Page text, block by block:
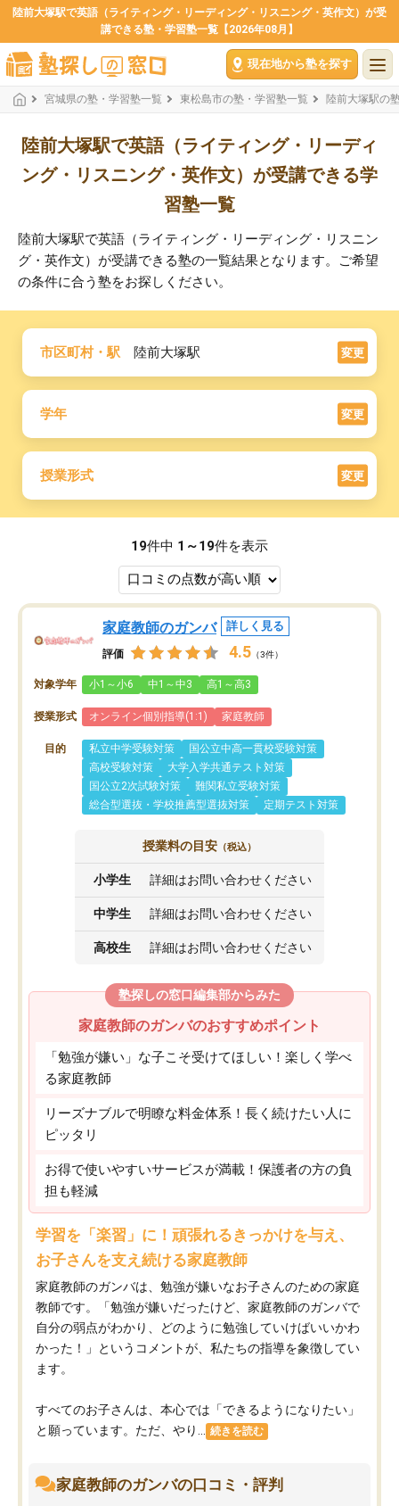
陸前大塚駅で英語（ライティング・リーディング・リスニング・英作文）が受
講できる塾・学習塾一覧【2026年08月】
現在地から塾を探す
宮城県の塾・学習塾一覧 東松島市の塾・学習塾一覧 陸前大塚駅の
陸前大塚駅で英語（ライティング・リーディ
ング・リスニング・英作文）が受講できる学
習塾一覧
陸前大塚駅で英語（ライティング・リーディング・リスニン
グ・英作文）が受講できる塾の一覧結果となります。ご希望
の条件に合う塾をお探しください。
市区町村・駅 陸前大塚駅 変更
学年 変更
授業形式 変更
19件中 1～19件を表示
家庭教師のガンバ 詳しく見る
評価 4.5 （3件）
対象学年 小1～小6 中1～中3 高1～高3
授業形式 オンライン個別指導(1:1) 家庭教師
目的 私立中学受験対策
国公立中高一貫校受験対策
高校受験対策
大学入学共通テスト対策
国公立2次試験対策
難関私立受験対策
総合型選抜・学校推薦型選抜対策
定期テスト対策
授業料の目安 （税込）
小学生 詳細はお問い合わせください
中学生 詳細はお問い合わせください
高校生 詳細はお問い合わせください
塾探しの窓口編集部からみた
家庭教師のガンバのおすすめポイント
「勉強が嫌い」な子こそ受けてほしい！楽しく学べ
る家庭教師
リーズナブルで明瞭な料金体系！長く続けたい人に
ピッタリ
お得で使いやすいサービスが満載！保護者の方の負
担も軽減
学習を「楽習」に！頑張れるきっかけを与え、
お子さんを支え続ける家庭教師
家庭教師のガンバは、勉強が嫌いなお子さんのための家庭
教師です。「勉強が嫌いだったけど、家庭教師のガンバで
自分の弱点がわかり、どのように勉強していけばいいかわ
かった！」というコメントが、私たちの指導を象徴してい
ます。
すべてのお子さんは、本心では「できるようになりたい」
と願っています。ただ、やり...
続きを読む
家庭教師のガンバの口コミ・評判